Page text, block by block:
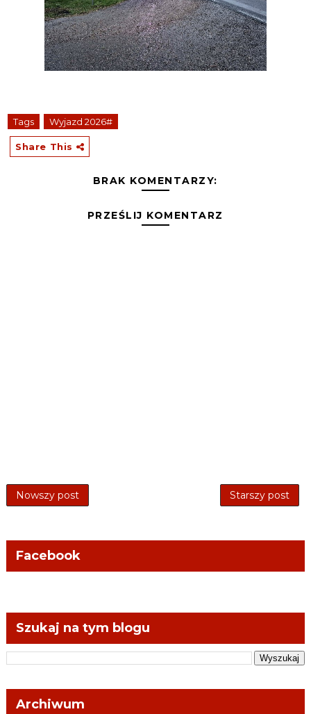
Tags Wyjazd 2026#
Share This
BRAK KOMENTARZY:
PRZEŚLIJ KOMENTARZ
Nowszy post Starszy post
Facebook
Szukaj na tym blogu
Archiwum